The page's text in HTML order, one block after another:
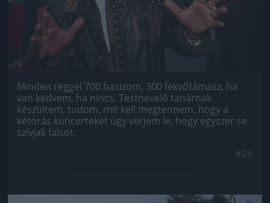
Minden reggel 700 hasizom, 300 fekvőtámasz, ha
van kedvem, ha nincs. Testnevelő tanárnak
készültem, tudom, mit kell megtennem, hogy a
kétórás koncerteket úgy verjem le, hogy egyszer se
szívjak falsot.